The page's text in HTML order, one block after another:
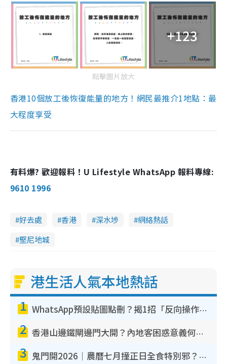
+123
點擊圖片放大
香港10個放工後恢復能量的地方！網民最推介1地點：最
大程度享受
有料爆? 歡迎報料！U Lifestyle WhatsApp 報料專線:
9610 1996
好去處 香港 深水埗
網絡熱話
堅尼地城
港生活人氣本地熱話
1 WhatsApp預設貼圖點刪？揭1招「反向操作」還原簡潔介面 附3步實測教學
2 香港山邊鐵閘邊門大開？內地客困惑意義何在！網民神回覆：呢種叫法理性防禦
3 鬼門開2026｜農曆七月撞正日全食特別邪？專家警告切忌做一事！揭4大禁忌+2招保平安